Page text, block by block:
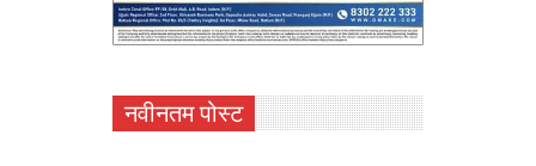
नवीनतम पोस्ट